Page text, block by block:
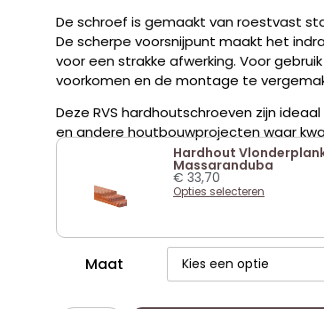
De schroef is gemaakt van roestvast
De scherpe voorsnijpunt maakt het
voor een strakke afwerking. Voor
voorkomen en de montage te
Deze RVS hardhoutschroeven zijn
en andere houtbouwprojecten waar
Hardhout
Massaranduba
€ 33,70
Opties selecteren
Maat